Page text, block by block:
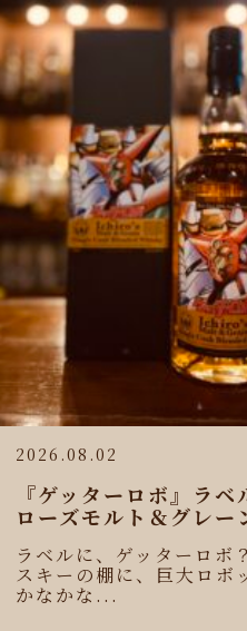
2026.08.02
『ゲッターロボ』ラベ
ローズモルト＆グレ
ラベルに、ゲッターロボ
スキーの棚に、巨大ロボ
かなかな...